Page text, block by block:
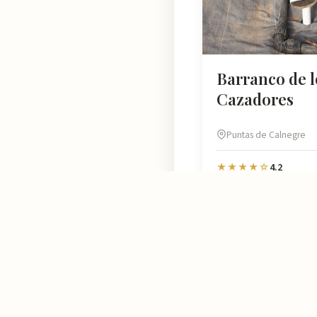
Barranco de
Cazadores
Puntas de Calnegre
★★★★☆4.2